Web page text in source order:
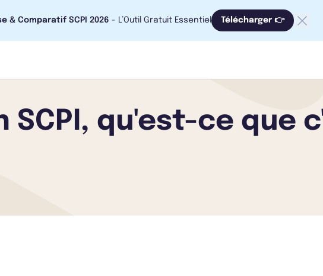
& Comparatif SCPI 2026 - L’Outil Gratuit Essentiel Télécharger 👉
SCPI, qu'est-ce que